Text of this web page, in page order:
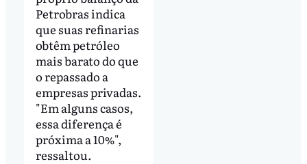
Petrobras indica
que suas refinarias
obtêm petróleo
mais barato do que
o repassado a
empresas privadas.
"Em alguns casos,
essa diferença é
próxima a 10%",
ressaltou.